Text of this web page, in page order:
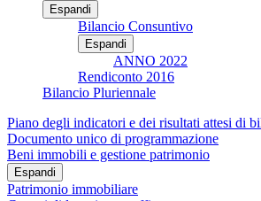
Espandi
Bilancio Consuntivo
Espandi
ANNO 2022
Rendiconto 2016
Bilancio Pluriennale
Piano degli indicatori e dei risultati attesi di
Documento unico di programmazione
Beni immobili e gestione patrimonio
Espandi
Patrimonio immobiliare